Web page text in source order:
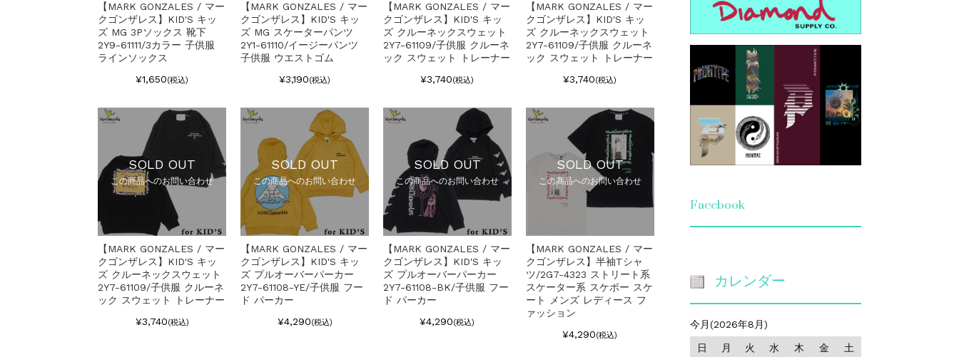
【MARK GONZALES / マー
クゴンザレス】KID'S キッ
ズ MG 3Pソックス 靴下
2Y9-61111/3カラー 子供服
ラインソックス
¥1,650(税込)
【MARK GONZALES / マー
クゴンザレス】KID'S キッ
ズ MG スケーターパンツ
2Y1-61110/イージーパンツ
子供服 ウエストゴム
¥3,190(税込)
【MARK GONZALES / マー
クゴンザレス】KID'S キッ
ズ クルーネックスウェット
2Y7-61109/子供服 クルーネ
ック スウェット トレーナー
¥3,740(税込)
【MARK GONZALES / マー
クゴンザレス】KID'S キッ
ズ クルーネックスウェット
2Y7-61109/子供服 クルーネ
ック スウェット トレーナー
¥3,740(税込)
SOLD OUT
この商品へのお問い合わせ
【MARK GONZALES / マー
クゴンザレス】KID'S キッ
ズ クルーネックスウェット
2Y7-61109/子供服 クルーネ
ック スウェット トレーナー
¥3,740(税込)
SOLD OUT
この商品へのお問い合わせ
【MARK GONZALES / マー
クゴンザレス】KID'S キッ
ズ プルオーバーパーカー
2Y7-61108-YE/子供服 フー
ド パーカー
¥4,290(税込)
SOLD OUT
この商品へのお問い合わせ
【MARK GONZALES / マー
クゴンザレス】KID'S キッ
ズ プルオーバーパーカー
2Y7-61108-BK/子供服 フー
ド パーカー
¥4,290(税込)
SOLD OUT
この商品へのお問い合わせ
【MARK GONZALES / マー
クゴンザレス】半袖Tシャ
ツ/2G7-4323 ストリート系
スケーター系 スケボー スケ
ート メンズ レディース フ
ァッション
¥4,290(税込)
Facebook
カレンダー
今月(2026年8月)
日 月 火 水 木 金 土